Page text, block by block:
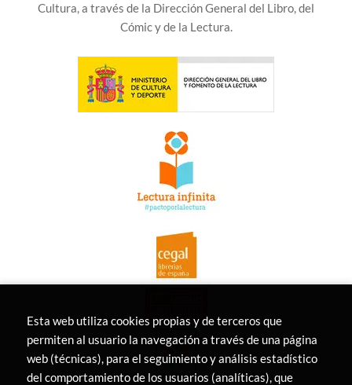
Cultura, a través de la Dirección General del Libro, del
Cómic y de la Lectura.
Esta web utiliza cookies propias y de terceros que
permiten al usuario la navegación a través de una página
web (técnicas), para el seguimiento y análisis estadístico
del comportamiento de los usuarios (analíticas), que